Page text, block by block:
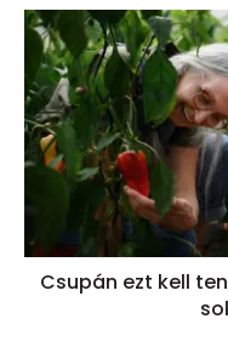
Csupán ezt kell